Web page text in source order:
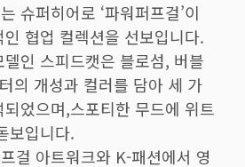
슈퍼히어로 ‘파워퍼프걸’이
협업 컬렉션을 선보입니다.
인 스피드캣은 블로섬, 버블
의 개성과 컬러를 담아 세 가
었으며,스포티한 무드에 위트
보입니다.
걸 아트워크와 K-패션에서 영